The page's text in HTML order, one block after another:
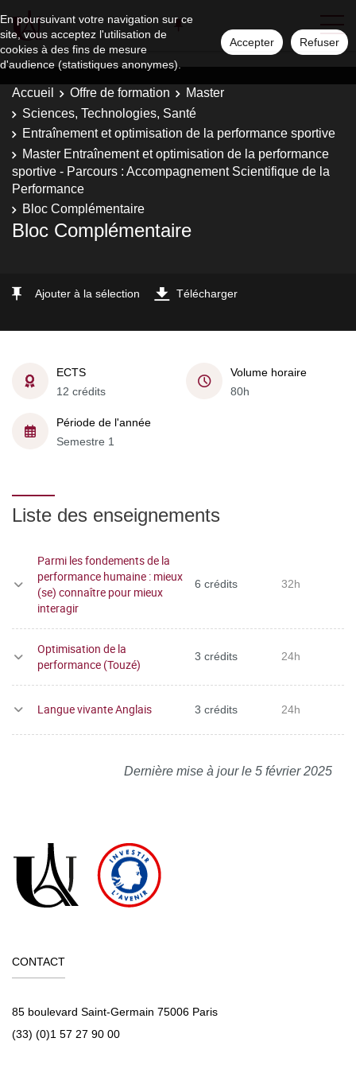
En poursuivant votre navigation sur ce
site, vous acceptez l'utilisation de
cookies à des fins de mesure
d'audience (statistiques anonymes).
Accepter Refuser
Accueil Offre de formation
Master
Sciences, Technologies, Santé
Entraînement et optimisation de la performance sportive
Master Entraînement et optimisation de la performance
sportive - Parcours : Accompagnement Scientifique de la
Performance
Bloc Complémentaire
Bloc Complémentaire
Ajouter à la sélection Télécharger
ECTS
12 crédits
Volume horaire
80h
Période de l'année
Semestre 1
Liste des enseignements
Parmi les fondements de la
performance humaine : mieux
(se) connaître pour mieux
interagir
6 crédits 32h
Optimisation de la
performance (Touzé)
3 crédits 24h
Langue vivante Anglais 3 crédits 24h
Dernière mise à jour le 5 février 2025
CONTACT
85 boulevard Saint-Germain 75006 Paris
(33) (0)1 57 27 90 00